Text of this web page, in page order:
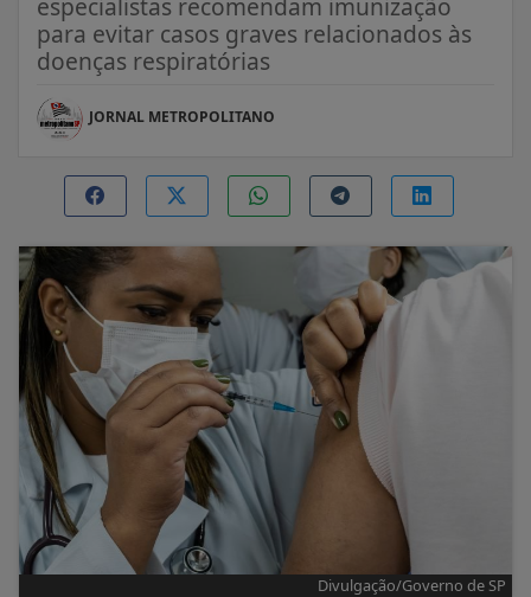
para evitar casos graves relacionados às
doenças respiratórias
JORNAL METROPOLITANO
Divulgação/Governo de SP